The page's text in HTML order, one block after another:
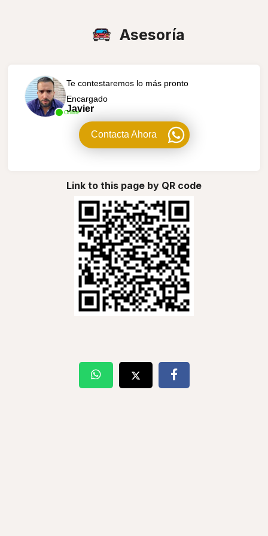
Asesoría
Online
Te contestaremos lo más pronto
Encargado
Javier
Contacta Ahora
Link to this page by QR code